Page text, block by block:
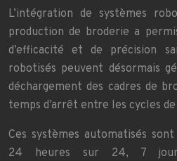
L’intégration de systèmes
production de broderie a
d’efficacité et de précision
robotisés peuvent désormais
déchargement des cadres de
temps d’arrêt entre les cycles
Ces systèmes automatisés
24 heures sur 24, 7